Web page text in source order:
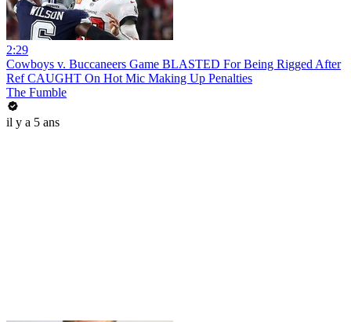
2:29
Cowboys v. Buccaneers Game BLASTED For Being Rigged After
Ref CAUGHT On Hot Mic Making Up Penalties
The Fumble
il y a 5 ans